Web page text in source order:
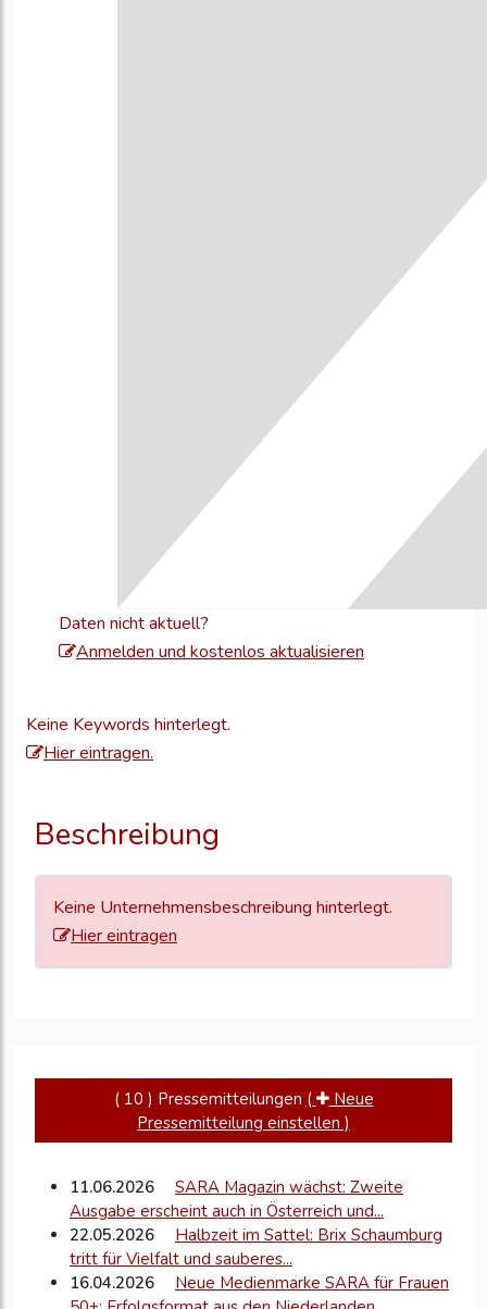
Daten nicht aktuell?
Anmelden und kostenlos aktualisieren
aktualisieren
Keine Keywords hinterlegt.
Hier eintragen.
Beschreibung
Keine Unternehmensbeschreibung hinterlegt.
Hier eintragen
( 10 ) Pressemitteilungen (
Neue
Pressemitteilung einstellen )
11.06.2026
SARA Magazin wächst: Zweite
Ausgabe erscheint auch in Österreich und...
22.05.2026
Halbzeit im Sattel: Brix Schaumburg
tritt für Vielfalt und sauberes...
16.04.2026
Neue Medienmarke SARA für Frauen